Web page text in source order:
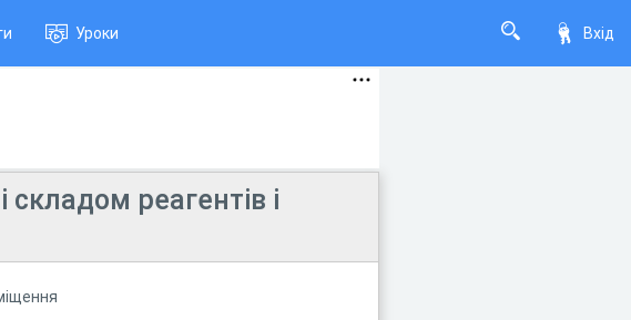
Вхід
Уроки
складом реагентів і